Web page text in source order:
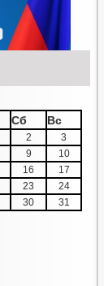
Сб Вс
2
3
9
10
16
17
23
24
30 31